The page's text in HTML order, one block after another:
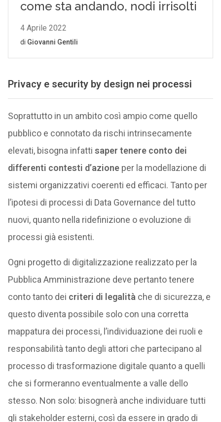
Privacy e security by design nei processi
Soprattutto in un ambito così ampio come quello
pubblico e connotato da rischi intrinsecamente
elevati, bisogna infatti saper tenere conto dei
differenti contesti d’azioneper la modellazione di
sistemi organizzativi coerenti ed efficaci. Tanto per
l’ipotesi di processi di Data Governance del tutto
nuovi, quanto nella ridefinizione o evoluzione di
processi già esistenti.
Ogni progetto di digitalizzazione realizzato per la
Pubblica Amministrazione deve pertanto tenere
conto tanto dei criteri di legalità che di sicurezza, e
questo diventa possibile solo con una corretta
mappatura dei processi, l’individuazione dei ruoli e
responsabilità tanto degli attori che partecipano al
processo di trasformazione digitale quanto a quelli
che si formeranno eventualmente a valle dello
stesso. Non solo: bisognerà anche individuare tutti
gli stakeholder esterni, così da essere in grado di